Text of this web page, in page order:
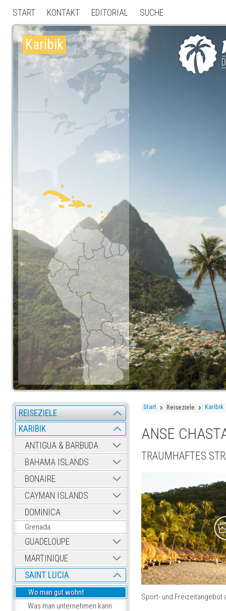
START KONTAKT EDITORIAL SUCHE
Karibik
REISEZIELE
KARIBIK
ANTIGUA & BARBUDA
BAHAMA ISLANDS
BONAIRE
CAYMAN ISLANDS
DOMINICA
Grenada
GUADELOUPE
MARTINIQUE
SAINT LUCIA
Wo man gut wohnt
Was man unternehmen kann
Start Reiseziele Karibik
ANSE
TRAUMHAFTES
Sport- und Freizeitangebot